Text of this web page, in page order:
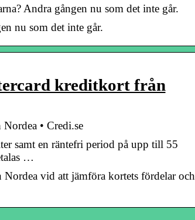
Andra gången nu som det inte går.
nu som det inte går.
kreditkort från
• Credi.se
samt en räntefri period på upp till 55
…
vid att jämföra kortets fördelar och